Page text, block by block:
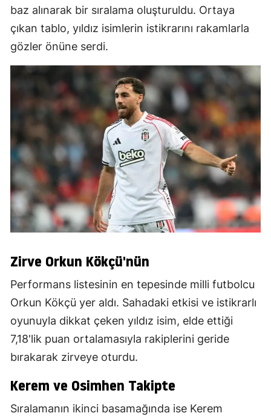
baz alınarak bir sıralama oluşturuldu. Ortaya
çıkan tablo, yıldız isimlerin istikrarını rakamlarla
gözler önüne serdi.
Zirve Orkun Kökçü'nün
Performans listesinin en tepesinde milli futbolcu
Orkun Kökçü yer aldı. Sahadaki etkisi ve istikrarlı
oyunuyla dikkat çeken yıldız isim, elde ettiği
7,18'lik puan ortalamasıyla rakiplerini geride
bırakarak zirveye oturdu.
Kerem ve Osimhen Takipte
Sıralamanın ikinci basamağında ise Kerem